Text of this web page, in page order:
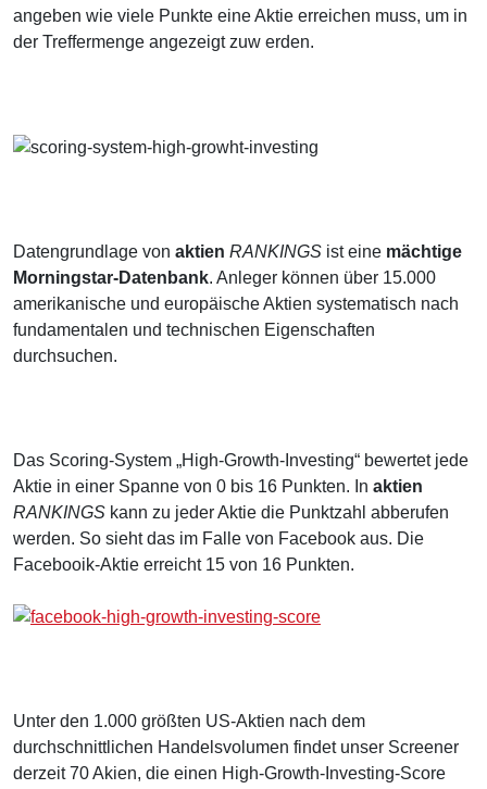
angeben wie viele Punkte eine Aktie erreichen muss, um in
der Treffermenge angezeigt zuw erden.
Datengrundlage von aktien RANKINGS ist eine mächtige
Morningstar-Datenbank. Anleger können über 15.000
amerikanische und europäische Aktien systematisch nach
fundamentalen und technischen Eigenschaften
durchsuchen.
Das Scoring-System „High-Growth-Investing“ bewertet jede
Aktie in einer Spanne von 0 bis 16 Punkten. In aktien
RANKINGS kann zu jeder Aktie die Punktzahl abberufen
werden. So sieht das im Falle von Facebook aus. Die
Facebooik-Aktie erreicht 15 von 16 Punkten.
Unter den 1.000 größten US-Aktien nach dem
durchschnittlichen Handelsvolumen findet unser Screener
derzeit 70 Akien, die einen High-Growth-Investing-Score